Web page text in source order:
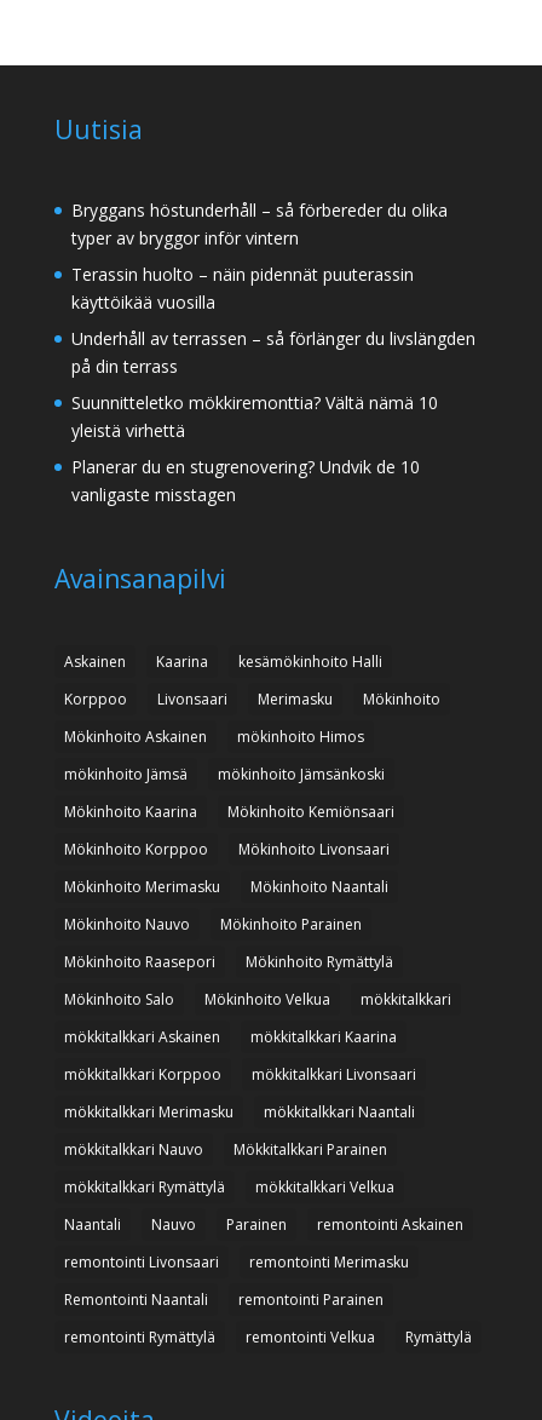
Uutisia
Bryggans höstunderhåll – så förbereder du olika
typer av bryggor inför vintern
Terassin huolto – näin pidennät puuterassin
käyttöikää vuosilla
Underhåll av terrassen – så förlänger du livslängden
på din terrass
Suunnitteletko mökkiremonttia? Vältä nämä 10
yleistä virhettä
Planerar du en stugrenovering? Undvik de 10
vanligaste misstagen
Avainsanapilvi
Askainen Kaarina
kesämökinhoito Halli
Korppoo
Livonsaari Merimasku
Mökinhoito
Mökinhoito Askainen
mökinhoito Himos
mökinhoito Jämsä
mökinhoito Jämsänkoski
Mökinhoito Kaarina
Mökinhoito Kemiönsaari
Mökinhoito Korppoo
Mökinhoito Livonsaari
Mökinhoito Merimasku
Mökinhoito Naantali
Mökinhoito Nauvo
Mökinhoito Parainen
Mökinhoito Raasepori
Mökinhoito Rymättylä
Mökinhoito Salo
Mökinhoito Velkua
mökkitalkkari
mökkitalkkari Askainen
mökkitalkkari Kaarina
mökkitalkkari Korppoo
mökkitalkkari Livonsaari
mökkitalkkari Merimasku
mökkitalkkari Naantali
mökkitalkkari Nauvo
Mökkitalkkari Parainen
mökkitalkkari Rymättylä
mökkitalkkari Velkua
Naantali
Nauvo Parainen
remontointi Askainen
remontointi Livonsaari
remontointi Merimasku
Remontointi Naantali
remontointi Parainen
remontointi Rymättylä
remontointi Velkua Rymättylä